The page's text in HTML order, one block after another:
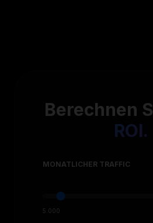
Berechnen
ROI.
MONATLICHER TRAFFIC
5.000